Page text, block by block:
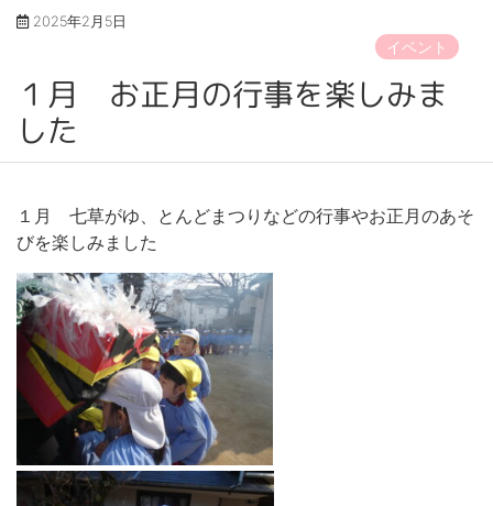
2025年2月5日
イベント
１月 お正月の行事を楽しみま
した
１月 七草がゆ、とんどまつりなどの行事やお正月のあそ
びを楽しみました